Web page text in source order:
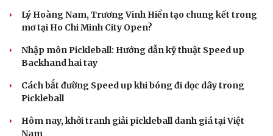
Ngành ô tô Trung Quốc đối mặt khủng hoảng vì
cuộc chiến giảm giá xe điện
Kawasaki KLE 500 2026 ra mắt giá 211 triệu đồng - Sự
hồi sinh ấn tượng
Gần 2.000 con ốc titan trên siêu xe Pagani có giá hơn
2,9 tỷ đồng
Giải thưởng Car Choice Awards 2026 có thay đổi ở hạng
mục Dấu ấn của năm